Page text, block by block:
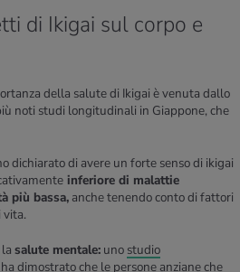
di Ikigai sul corpo e
della salute di Ikigai è venuta dallo
noti studi longitudinali in Giappone, che
dichiarato di avere un forte senso di ikigai
inferiore di malattie
più bassa, anche tenendo conto di fattori
vita.
salute mentale: uno studio
ha dimostrato che le persone anziane che